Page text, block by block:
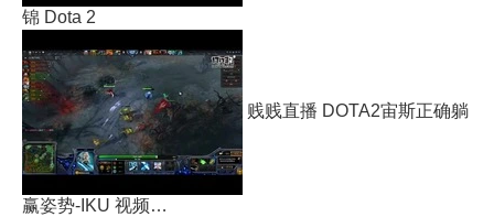
锦 Dota 2
贱贱直播 DOTA2宙斯正确躺
赢姿势-IKU 视频…